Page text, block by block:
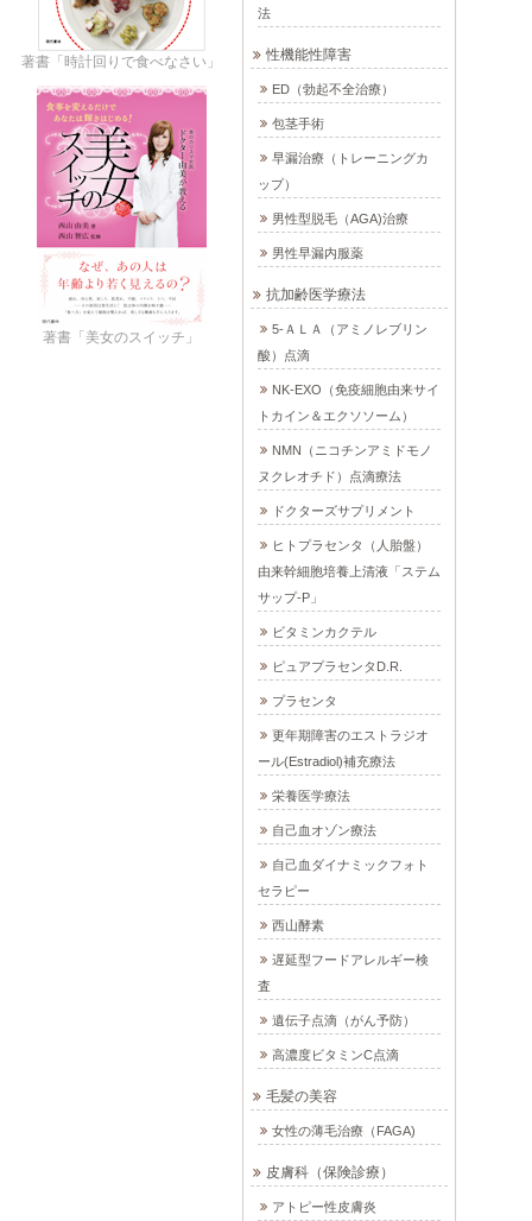
法
性機能性障害
ED（勃起不全治療）
包茎手術
早漏治療（トレーニングカ
ップ）
男性型脱毛（AGA)治療
男性早漏内服薬
抗加齢医学療法
5-ＡＬＡ（アミノレブリン
酸）点滴
NK-EXO（免疫細胞由来サイ
トカイン＆エクソソーム）
NMN（ニコチンアミドモノ
ヌクレオチド）点滴療法
ドクターズサプリメント
ヒトプラセンタ（人胎盤）
由来幹細胞培養上清液「ステム
サップ-P」
ビタミンカクテル
ピュアプラセンタD.R.
プラセンタ
更年期障害のエストラジオ
ール(Estradiol)補充療法
栄養医学療法
自己血オゾン療法
自己血ダイナミックフォト
セラピー
西山酵素
遅延型フードアレルギー検
査
遺伝子点滴（がん予防）
高濃度ビタミンC点滴
毛髪の美容
女性の薄毛治療（FAGA)
皮膚科（保険診療）
アトピー性皮膚炎
著書「時計回りで食べなさい」
著書「美女のスイッチ」